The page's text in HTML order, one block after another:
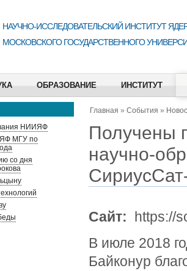
НАУЧНО-ИССЛЕДОВАТЕЛЬСКИЙ ИНСТИТУТ
МОСКОВСКОГО ГОСУДАРСТВЕННОГО
ОБРАЗОВАНИЕ ИНСТИТУТ
НИИЯФ
МГУ по
со дня
Главная » События »
Получены
научно-
Сайт: https://
В июле 2018
Байконур